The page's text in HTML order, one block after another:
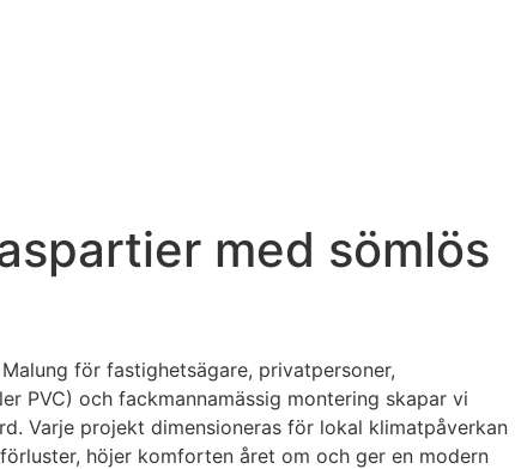
med sömlös
för fastighetsägare, privatpersoner,
PVC) och fackmannamässig montering skapar vi
Varje projekt dimensioneras för lokal klimatpåverkan
höjer komforten året om och ger en modern